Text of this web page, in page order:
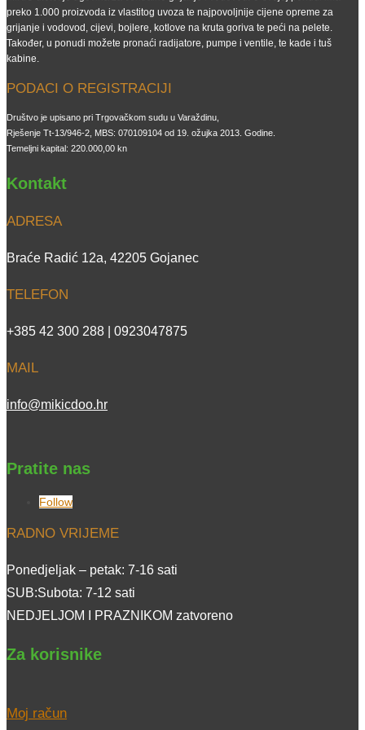
preko 1.000 proizvoda iz vlastitog uvoza te najpovoljnije cijene opreme za
grijanje i vodovod, cijevi, bojlere, kotlove na kruta goriva te peći na pelete.
Također, u ponudi možete pronaći radijatore, pumpe i ventile, te kade i tuš
kabine.
PODACI O REGISTRACIJI
Društvo je upisano pri Trgovačkom sudu u Varaždinu,
Rješenje Tt-13/946-2, MBS: 070109104 od 19. ožujka 2013. Godine.
Temeljni kapital: 220.000,00 kn
Kontakt
ADRESA
Braće Radić 12a, 42205 Gojanec
TELEFON
+385 42 300 288 | 0923047875
MAIL
info@mikicdoo.hr
Pratite nas
Follow
RADNO VRIJEME
Ponedjeljak – petak: 7-16 sati
SUB:Subota: 7-12 sati
NEDJELJOM I PRAZNIKOM zatvoreno
Za korisnike
Moj račun